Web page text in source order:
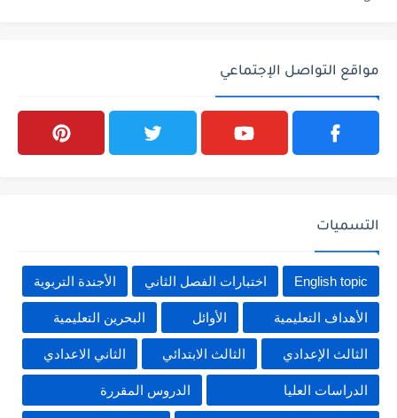
مواقع التواصل الإجتماعي
التسميات
English topic اختبارات الفصل الثاني الأجندة التربوية
الأهداف التعليمية الأوائل البحرين التعليمية
الثالث الإعدادي الثالث الابتدائي الثاني الاعدادي
الدراسات العليا الدروس المقررة